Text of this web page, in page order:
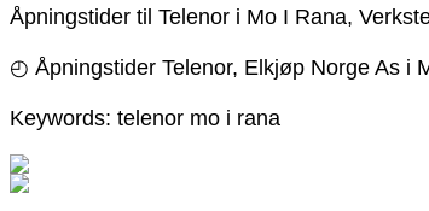
Åpningstider til Telenor i Mo I Rana,
◴ Åpningstider Telenor, Elkjøp Norge As i
Keywords: telenor mo i rana